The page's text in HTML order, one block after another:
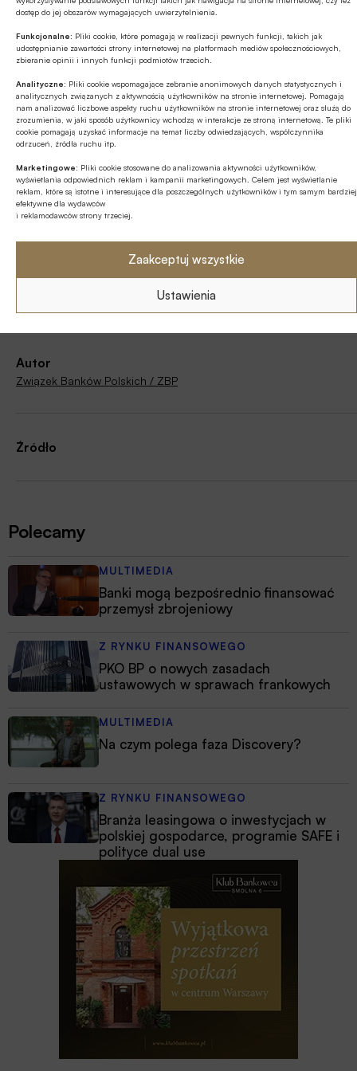
dostęp do jej obszarów wymagających uwierzytelnienia.
Funkcjonalne: Pliki cookie, które pomagają w realizacji pewnych funkcji, takich jak
udostępnianie zawartości strony internetowej na platformach mediów społecznościowych,
zbieranie opinii i innych funkcji podmiotów trzecich.
Analityczne: Pliki cookie wspomagające zebranie anonimowych danych statystycznych i
analitycznych związanych z aktywnością użytkowników na stronie internetowej. Pomagają
nam analizować liczbowe aspekty ruchu użytkowników na stronie internetowej oraz służą do
zrozumienia, w jaki sposób użytkownicy wchodzą w interakcje ze stroną internetową. Te pliki
cookie pomagają uzyskać informacje na temat liczby odwiedzających, współczynnika
odrzuceń, źródła ruchu itp.
Marketingowe: Pliki cookie stosowane do analizowania aktywności użytkowników,
wyświetlania odpowiednich reklam i kampanii marketingowych. Celem jest wyświetlanie
reklam, które są istotne i interesujące dla poszczególnych użytkowników i tym samym bardziej
efektywne dla wydawców
i reklamodawców strony trzeciej.
Zaakceptuj wszystkie
Ustawienia
Tagi
Centralne Biuro Zwalczania Cyberprzestępczości
Cyberbezpieczeństwo / Cyberprzestępczość
Cyberzagrożenia
FinCERT.pl – Bankowe Centrum Cyberbezpieczeństwa
Komenda Główna Policji
Urząd Patentowy RP Znaki towarowe
Związek Banków Polskich / ZBP
Autor
Związek Banków Polskich / ZBP
Źródło
Polecamy
MULTIMEDIA
Banki mogą bezpośrednio finansować
przemysł zbrojeniowy
Z RYNKU FINANSOWEGO
PKO BP o nowych zasadach
ustawowych w sprawach frankowych
MULTIMEDIA
Na czym polega faza Discovery?
Z RYNKU FINANSOWEGO
Branża leasingowa o inwestycjach w
polskiej gospodarce, programie SAFE i
polityce dual use